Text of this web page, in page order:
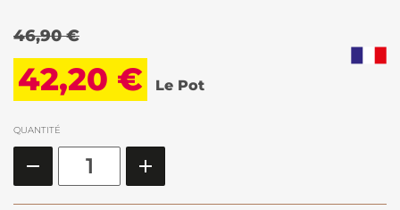
46,90 €
42,20 € Le Pot
QUANTITÉ